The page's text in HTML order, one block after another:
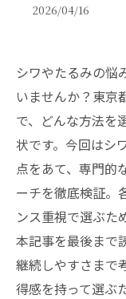
2026/04/16
シワやたるみの悩
いませんか？東京
で、どんな方法を
状です。今回はシ
点をあて、専門的
ーチを徹底検証。
ンス重視で選ぶた
本記事を最後まで
継続しやすさまで
得感を持って選ぶ